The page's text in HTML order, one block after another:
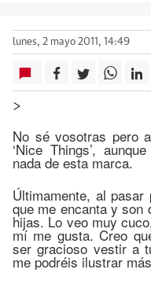
lunes, 2 mayo 2011, 14:49
>
No sé vosotras pero
‘Nice Things’,
nada de esta marca.
Últimamente, al
que me encanta y son
hijas. Lo veo muy
mí me gusta. Creo
ser gracioso vestir a
me podréis ilustrar